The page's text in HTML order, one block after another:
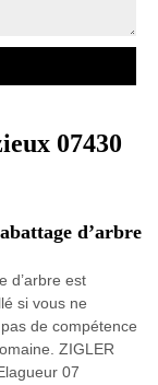
07430
d’arbre
d’arbre est
si vous ne
de compétence
ZIGLER
07